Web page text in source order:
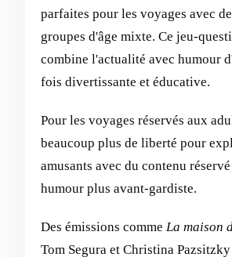
parfaites pour les voyages avec
groupes d'âge mixte. Ce jeu-
combine l'actualité avec humour
fois divertissante et éducative.
Pour les voyages réservés aux
beaucoup plus de liberté pour
amusants avec du contenu
humour plus avant-gardiste.
Des émissions comme La maison
Tom Segura et Christina